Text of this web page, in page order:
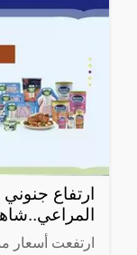
ارتفاع جنوني
ارتفعت أسعار